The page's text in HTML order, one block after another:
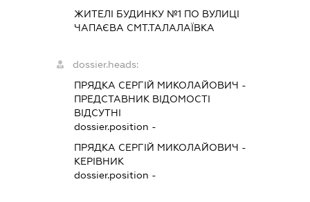
ЖИТЕЛІ БУДИНКУ №1 ПО ВУЛИЦІ
ЧАПАЄВА СМТ.ТАЛАЛАЇВКА
dossier.heads:
ПРЯДКА СЕРГІЙ МИКОЛАЙОВИЧ -
ПРЕДСТАВНИК ВІДОМОСТІ
ВІДСУТНІ
dossier.position -
ПРЯДКА СЕРГІЙ МИКОЛАЙОВИЧ -
КЕРІВНИК
dossier.position -